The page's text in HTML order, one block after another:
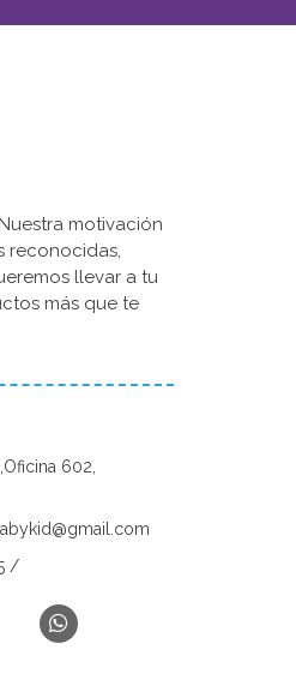
motivación
reconocidas,
llevar a tu
más que te
602,
/